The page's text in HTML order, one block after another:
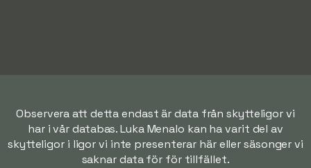
Observera att detta endast är data från skytteligor vi
har i vår databas. Luka Menalo kan ha varit del av
skytteligor i ligor vi inte presenterar här eller säsonger vi
saknar data för för tillfället.